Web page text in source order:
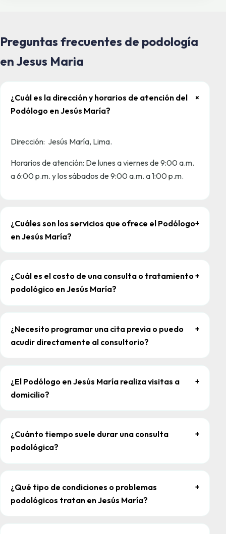
Preguntas frecuentes de podología
en Jesus Maria
¿Cuál es la dirección y horarios de atención del
Podólogo en Jesús María?
+
Dirección: Jesús María, Lima.
Horarios de atención: De lunes a viernes de 9:00 a.m.
a 6:00 p.m. y los sábados de 9:00 a.m. a 1:00 p.m.
¿Cuáles son los servicios que ofrece el Podólogo
en Jesús María?
+
¿Cuál es el costo de una consulta o tratamiento
podológico en Jesús María?
+
¿Necesito programar una cita previa o puedo
acudir directamente al consultorio?
+
¿El Podólogo en Jesús María realiza visitas a
domicilio?
+
¿Cuánto tiempo suele durar una consulta
podológica?
+
¿Qué tipo de condiciones o problemas
podológicos tratan en Jesús María?
+